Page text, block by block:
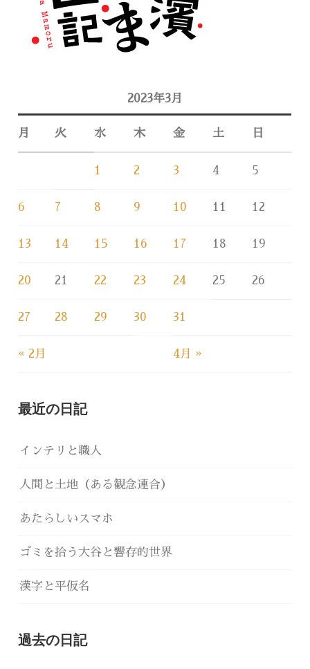
2023年3月
月 火 水 木 金 土 日
« 2月 4月 »
1 2 3 4 5
6 7 8 9 10 11 12
13 14 15 16 17 18 19
20 21 22 23 24 25 26
27 28 29 30 31
最近の日記
インテリと職人
人間と土地（ある観念連合）
あたらしいスマホ
ゴミを拾う大谷と響存的世界
漢字と平仮名
過去の日記